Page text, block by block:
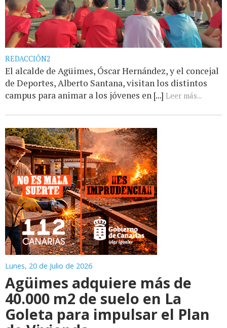
REDACCIÓN2
El alcalde de Agüimes, Óscar Hernández, y el concejal
de Deportes, Alberto Santana, visitan los distintos
campus para animar a los jóvenes en [...] Leer más...
Lunes, 20 de Julio de 2026
Agüimes adquiere más de
40.000 m2 de suelo en La
Goleta para impulsar el Plan